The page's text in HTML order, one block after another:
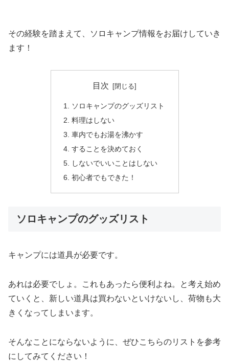
その経験を踏まえて、ソロキャンプ情報をお届けしていき
ます！
目次
ソロキャンプのグッズリスト
料理はしない
車内でもお湯を沸かす
することを決めておく
しないでいいことはしない
初心者でもできた！
ソロキャンプのグッズリスト
キャンプには道具が必要です。
あれは必要でしょ。これもあったら便利よね。と考え始め
ていくと、新しい道具は買わないといけないし、荷物も大
きくなってしまいます。
そんなことにならないように、ぜひこちらのリストを参考
にしてみてください！